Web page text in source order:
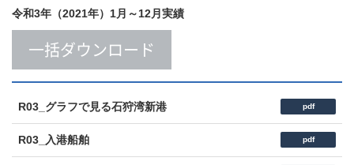
令和3年（2021年）1月～12月実績
一括ダウンロード
R03_グラフで見る石狩湾新港 pdf
R03_入港船舶 pdf